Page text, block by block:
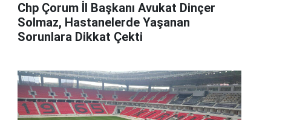
Chp Çorum İl Başkanı Avukat Dinçer
Solmaz, Hastanelerde Yaşanan
Sorunlara Dikkat Çekti